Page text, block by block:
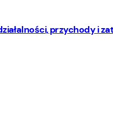
przychody i